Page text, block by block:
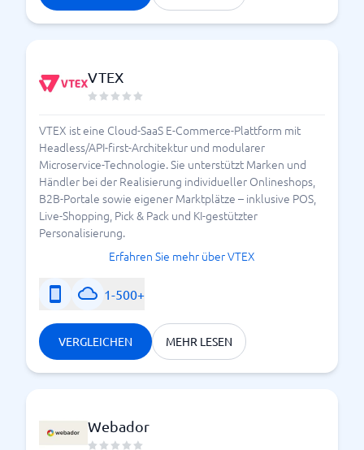
VTEX
VTEX ist eine Cloud-SaaS E-Commerce-Plattform mit
Headless/API-first-Architektur und modularer
Microservice-Technologie. Sie unterstützt Marken und
Händler bei der Realisierung individueller Onlineshops,
B2B-Portale sowie eigener Marktplätze – inklusive POS,
Live-Shopping, Pick & Pack und KI-gestützter
Personalisierung.
Erfahren Sie mehr über VTEX
1-500+
VERGLEICHEN MEHR LESEN
Webador